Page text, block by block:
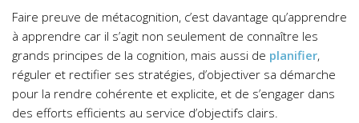
Faire preuve de métacognition, c’est davantage qu’apprendre
à apprendre car il s’agit non seulement de connaître les
grands principes de la cognition, mais aussi de planifier,
réguler et rectifier ses stratégies, d’objectiver sa démarche
pour la rendre cohérente et explicite, et de s’engager dans
des efforts efficients au service d’objectifs clairs.